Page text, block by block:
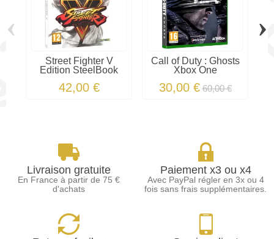
Street Fighter V
Edition SteelBook
42,00 €
Call of Duty : Ghosts
Xbox One
30,00 € 60,00 €
‹ ›
Livraison gratuite
En France à partir de 75 €
d'achats
Paiement x3 ou x4
Avec PayPal régler en 3x ou 4
fois sans frais supplémentaires.